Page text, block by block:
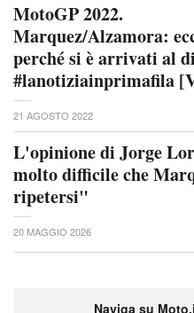
MotoGP 2022.
Marquez/Alzamora:
perché si è arrivati al
#lanotiziainprimafila
21 AGOSTO 2022
L'opinione di Jorge
molto difficile che
ripetersi"
20 MAGGIO 2026
Naviga su